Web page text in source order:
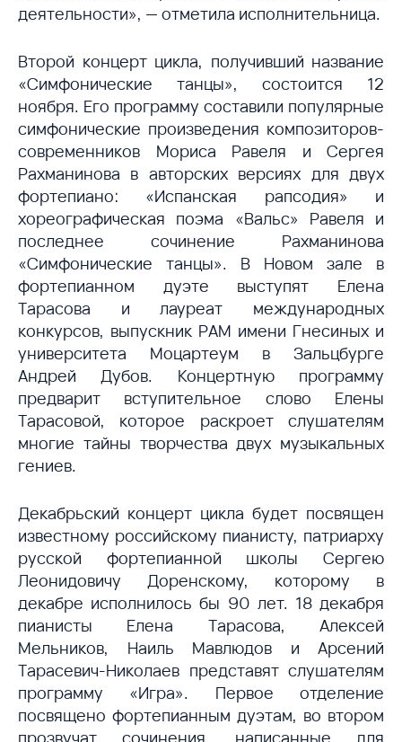
деятельности», — отметила исполнительница.
Второй концерт цикла, получивший название
«Симфонические танцы», состоится 12
ноября. Его программу составили популярные
симфонические произведения композиторов-
современников Мориса Равеля и Сергея
Рахманинова в авторских версиях для двух
фортепиано: «Испанская рапсодия» и
хореографическая поэма «Вальс» Равеля и
последнее сочинение Рахманинова
«Симфонические танцы». В Новом зале в
фортепианном дуэте выступят Елена
Тарасова и лауреат международных
конкурсов, выпускник РАМ имени Гнесиных и
университета Моцартеум в Зальцбурге
Андрей Дубов. Концертную программу
предварит вступительное слово Елены
Тарасовой, которое раскроет слушателям
многие тайны творчества двух музыкальных
гениев.
Декабрьский концерт цикла будет посвящен
известному российскому пианисту, патриарху
русской фортепианной школы Сергею
Леонидовичу Доренскому, которому в
декабре исполнилось бы 90 лет. 18 декабря
пианисты Елена Тарасова, Алексей
Мельников, Наиль Мавлюдов и Арсений
Тарасевич-Николаев представят слушателям
программу «Игра». Первое отделение
посвящено фортепианным дуэтам, во втором
прозвучат сочинения, написанные для